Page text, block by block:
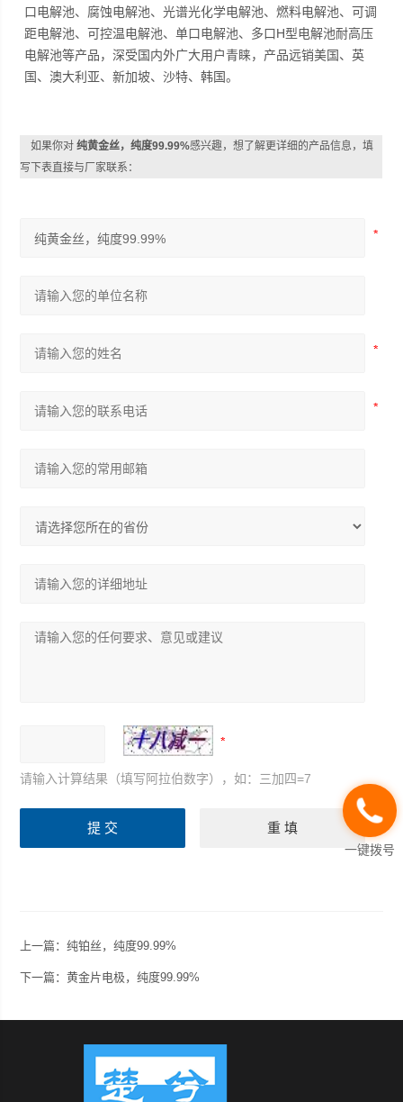
口电解池、腐蚀电解池、光谱光化学电解池、燃料电解池、可调
距电解池、可控温电解池、单口电解池、多口H型电解池耐高压
电解池等产品，深受国内外广大用户青睐，产品远销美国、英
国、澳大利亚、新加坡、沙特、韩国。
如果你对纯黄金丝，纯度99.99%感兴趣，想了解更详细的产品信息，填
写下表直接与厂家联系：
请输入计算结果（填写阿拉伯数字），如：三加四=7
上一篇：纯铂丝，纯度99.99%
下一篇：黄金片电极，纯度99.99%
一键拨号